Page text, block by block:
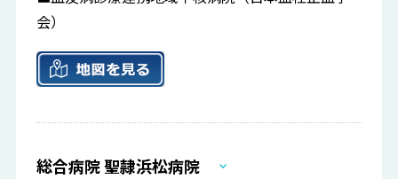
会）
総合病院 聖隷浜松病院